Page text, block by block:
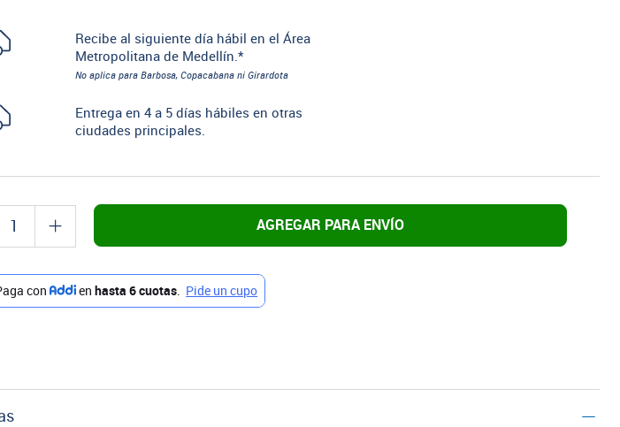
Recibe al siguiente día hábil en el Área
Metropolitana de Medellín.*
No aplica para Barbosa, Copacabana ni Girardota
Entrega en 4 a 5 días hábiles en otras
ciudades principales.
AGREGAR PARA ENVÍO